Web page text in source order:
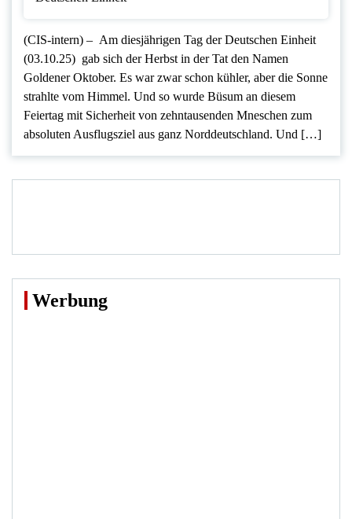
(CIS-intern) – Am diesjährigen Tag der Deutschen Einheit
(03.10.25) gab sich der Herbst in der Tat den Namen
Goldener Oktober. Es war zwar schon kühler, aber die Sonne
strahlte vom Himmel. Und so wurde Büsum an diesem
Feiertag mit Sicherheit von zehntausenden Mneschen zum
absoluten Ausflugsziel aus ganz Norddeutschland. Und […]
Werbung